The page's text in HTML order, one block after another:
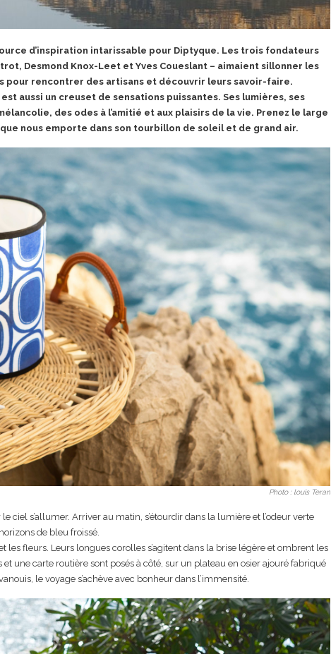
d’inspiration intarissable pour Diptyque. Les trois fondateurs
Desmond Knox-Leet et Yves Coueslant – aimaient sillonner les
pour rencontrer des artisans et découvrir leurs savoir-faire.
aussi un creuset de sensations puissantes. Ses lumières, ses
des odes à l’amitié et aux plaisirs de la vie. Prenez le large
nous emporte dans son tourbillon de soleil et de grand air.
Photo : louis Teran
ciel s’allumer. Arriver au matin, s’étourdir dans la lumière et l’odeur verte
de bleu froissé.
les fleurs. Leurs longues corolles s’agitent dans la brise légère et ombrent les
une carte routière sont posés à côté, sur un plateau en osier ajouré fabriqué
le voyage s’achève avec bonheur dans l’immensité.